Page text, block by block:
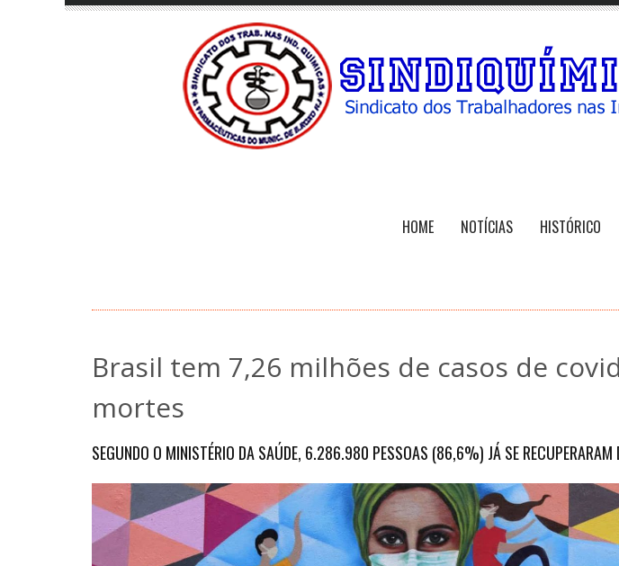
HOME NOTÍCIAS HISTÓRICO
Brasil tem 7,26 milhões de casos de
mortes
SEGUNDO O MINISTÉRIO DA SAÚDE, 6.286.980 PESSOAS (86,6%) JÁ SE RECUPERARAM